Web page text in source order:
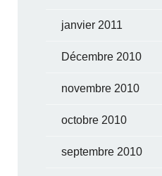
janvier 2011
Décembre 2010
novembre 2010
octobre 2010
septembre 2010